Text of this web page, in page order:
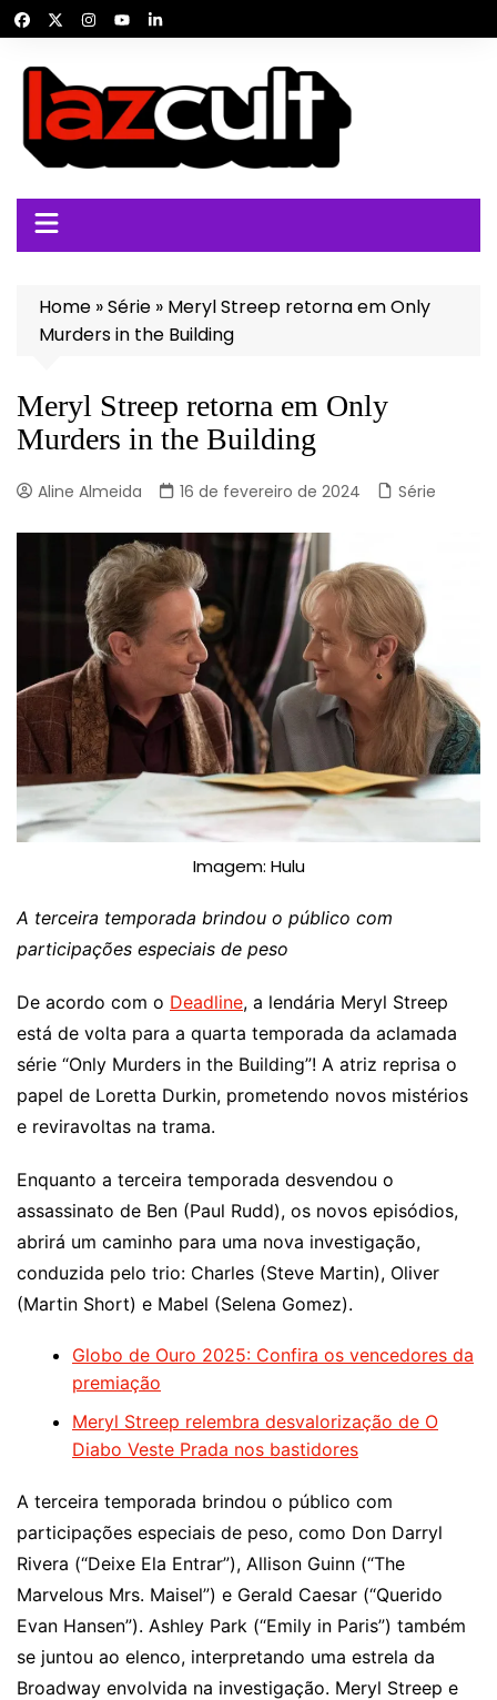
para
conteúdo
Home »Série » Meryl Streep retorna em Only
Murders in the Building
Meryl Streep retorna em Only
Murders in the Building
Aline Almeida 16 de fevereiro de 2024 Série
Imagem: Hulu
A terceira temporada brindou o público com
participações especiais de peso
De acordo com o Deadline, a lendária Meryl Streep
está de volta para a quarta temporada da aclamada
série “Only Murders in the Building”! A atriz reprisa o
papel de Loretta Durkin, prometendo novos mistérios
e reviravoltas na trama.
Enquanto a terceira temporada desvendou o
assassinato de Ben (Paul Rudd), os novos episódios,
abrirá um caminho para uma nova investigação,
conduzida pelo trio: Charles (Steve Martin), Oliver
(Martin Short) e Mabel (Selena Gomez).
Globo de Ouro 2025: Confira os vencedores da
premiação
Meryl Streep relembra desvalorização de O
Diabo Veste Prada nos bastidores
A terceira temporada brindou o público com
participações especiais de peso, como Don Darryl
Rivera (“Deixe Ela Entrar”), Allison Guinn (“The
Marvelous Mrs. Maisel”) e Gerald Caesar (“Querido
Evan Hansen”). Ashley Park (“Emily in Paris”) também
se juntou ao elenco, interpretando uma estrela da
Broadway envolvida na investigação. Meryl Streep e